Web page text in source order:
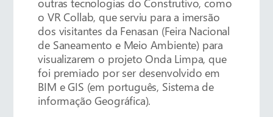
o VR Collab, que serviu para a imersão
dos visitantes da Fenasan (Feira Nacional
de Saneamento e Meio Ambiente) para
visualizarem o projeto Onda Limpa, que
foi premiado por ser desenvolvido em
BIM e GIS (em português, Sistema de
informação Geográfica).